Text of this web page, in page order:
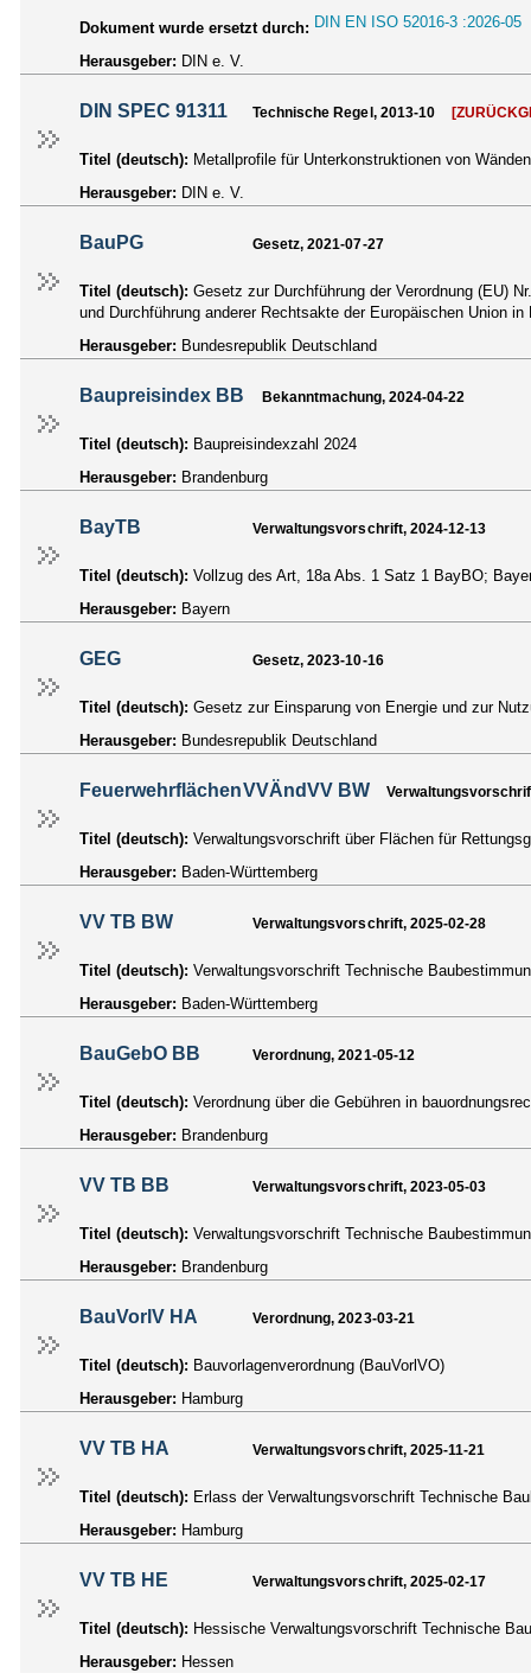
Dokument wurde ersetzt durch: DIN EN ISO 52016-3 :2026-05
Herausgeber: DIN e. V.
DIN SPEC 91311 Technische Regel, 2013-10
Titel (deutsch): Metallprofile für Unterkonstruktionen von
Herausgeber: DIN e. V.
BauPG Gesetz, 2021-07-27
Titel (deutsch): Gesetz zur Durchführung der Verordnung (EU)
und Durchführung anderer Rechtsakte der Europäischen Union
Herausgeber: Bundesrepublik Deutschland
Baupreisindex BB Bekanntmachung, 2024-04-22
Titel (deutsch): Baupreisindexzahl 2024
Herausgeber: Brandenburg
BayTB Verwaltungsvorschrift, 2024-12-13
Titel (deutsch): Vollzug des Art, 18a Abs. 1 Satz 1 BayBO;
Herausgeber: Bayern
GEG Gesetz, 2023-10-16
Titel (deutsch): Gesetz zur Einsparung von Energie und zur
Herausgeber: Bundesrepublik Deutschland
FeuerwehrflächenVVÄndVV BW
Titel (deutsch): Verwaltungsvorschrift über Flächen für
Herausgeber: Baden-Württemberg
VV TB BW Verwaltungsvorschrift, 2025-02-28
Titel (deutsch): Verwaltungsvorschrift Technische
Herausgeber: Baden-Württemberg
BauGebO BB Verordnung, 2021-05-12
Titel (deutsch): Verordnung über die Gebühren in
Herausgeber: Brandenburg
VV TB BB Verwaltungsvorschrift, 2023-05-03
Titel (deutsch): Verwaltungsvorschrift Technische
Herausgeber: Brandenburg
BauVorlV HA Verordnung, 2023-03-21
Titel (deutsch): Bauvorlagenverordnung (BauVorlVO)
Herausgeber: Hamburg
VV TB HA Verwaltungsvorschrift, 2025-11-21
Titel (deutsch): Erlass der Verwaltungsvorschrift Technische
Herausgeber: Hamburg
VV TB HE Verwaltungsvorschrift, 2025-02-17
Titel (deutsch): Hessische Verwaltungsvorschrift Technische
Herausgeber: Hessen